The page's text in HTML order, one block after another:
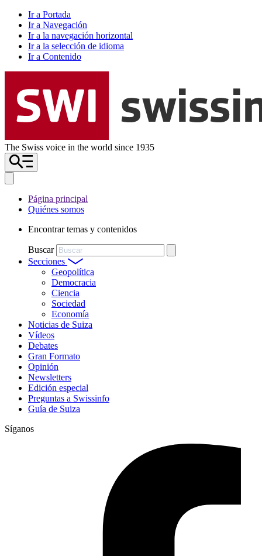
Ir a Portada
Ir a Navegación
Ir a la navegación horizontal
Ir a la selección de idioma
Ir a Contenido
The Swiss voice in the world since 1935
Página principal
Quiénes somos
Encontrar temas y contenidos
Buscar
Secciones
Geopolítica
Democracia
Ciencia
Sociedad
Economía
Noticias de Suiza
Vídeos
Debates
Gran Formato
Opinión
Newsletters
Edición especial
Preguntas a Swissinfo
Guía de Suiza
Síganos